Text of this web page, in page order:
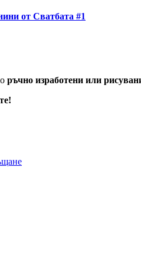
от Сватбата #1
ръчно изработени или